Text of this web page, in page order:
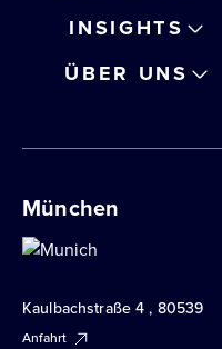
INSIGHTS
ÜBER UNS
München
Kaulbachstraße 4 , 80539
Anfahrt